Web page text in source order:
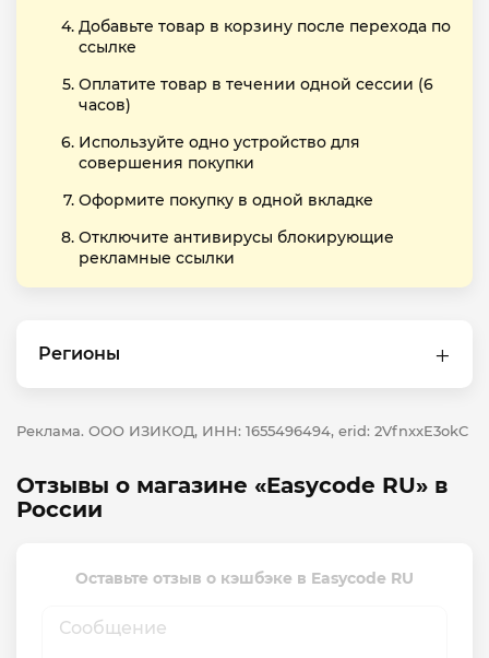
Добавьте товар в корзину после перехода по
ссылке
Оплатите товар в течении одной сессии (6
часов)
Используйте одно устройство для
совершения покупки
Оформите покупку в одной вкладке
Отключите антивирусы блокирующие
рекламные ссылки
Регионы
Реклама. ООО ИЗИКОД, ИНН: 1655496494, erid: 2VfnxxE3okC
Отзывы о магазине «Easycode RU» в
России
Оставьте отзыв о кэшбэке в Easycode RU